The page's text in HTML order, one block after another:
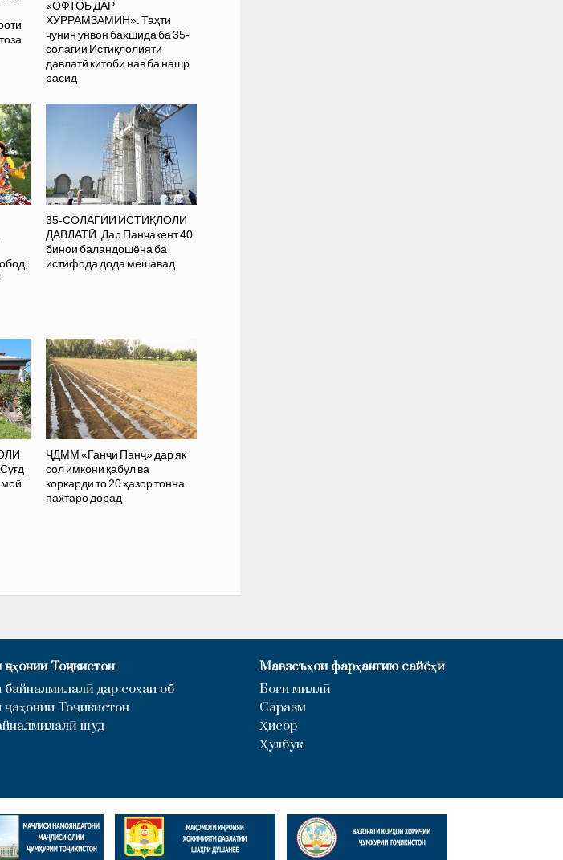
«ОФТОБ ДАР
ХУРРАМЗАМИН». Таҳти
чунин унвон бахшида ба 35-
солагии Истиқлолияти
давлатӣ китоби нав ба нашр
расид
35-СОЛАГИИ ИСТИҚЛОЛИ
ДАВЛАТӢ. Дар Панҷакент 40
бинои баландошёна ба
истифода дода мешавад
ҶДММ «Ганҷи Панҷ» дар як
сол имкони қабул ва
коркарди то 20 ҳазор тонна
пахтаро дорад
Тоҷикистон
дар соҳаи об
Тоҷикистон
шуд
Мавзеъҳои фарҳангию сайёҳӣ
Боғи миллӣ
Саразм
Ҳисор
Ҳулбук